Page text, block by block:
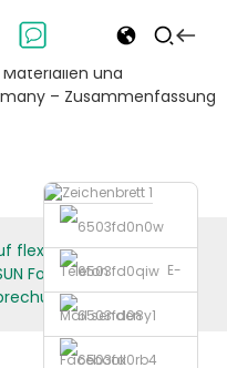
Telefon E-
Mail senden
Facebook
flexible und elastische
Formnext Germany –